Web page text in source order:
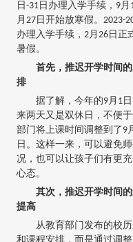
日-31日办理入学手续，9
月27日开始放寒假。2023-
办理入学手续，2月26日正
暑假。
首先，推迟开学时间
排
据了解，今年的9月1日
来两天又是双休日，不便
部门将上课时间调整到了9
日。这样一来，可以避免
况，也可以让孩子们有更
心态。
其次，推迟开学时间
提高
从教育部门发布的校历